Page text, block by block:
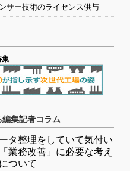
サー技術のライセンス供与
集
編集記者コラム
タ整理をしていて気付い
業務改善」に必要な考え
ついて